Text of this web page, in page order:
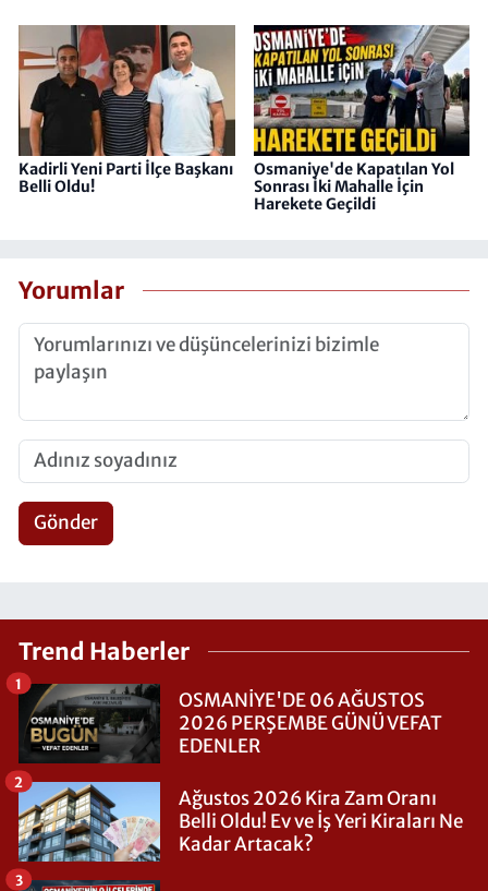
Kadirli Yeni Parti İlçe Başkanı
Belli Oldu!
Osmaniye'de Kapatılan Yol
Sonrası İki Mahalle İçin
Harekete Geçildi
Yorumlar
Gönder
Trend Haberler
OSMANİYE'DE 06 AĞUSTOS
2026 PERŞEMBE GÜNÜ VEFAT
EDENLER
1
Ağustos 2026 Kira Zam Oranı
Belli Oldu! Ev ve İş Yeri Kiraları Ne
Kadar Artacak?
2
3